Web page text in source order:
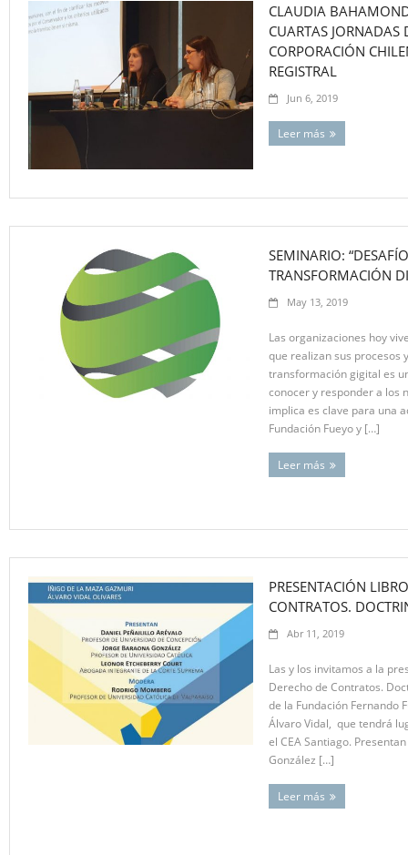
CLAUDIA
CUARTAS JORNADAS
CORPORACIÓN
REGISTRAL
Jun 6, 2019
Leer más
SEMINARIO:
TRANSFORMACIÓN
May 13, 2019
Las organizaciones hoy
que realizan sus procesos
transformación gigital es
conocer y responder a los
implica es clave para una
Fundación Fueyo y […]
Leer más
PRESENTACIÓN
CONTRATOS.
Abr 11, 2019
Las y los invitamos a la
Derecho de Contratos.
de la Fundación Fernando
Álvaro Vidal, que tendrá
el CEA Santiago.
González […]
Leer más